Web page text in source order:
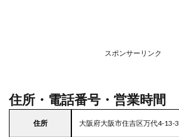
イフ
スポンサーリンク
住所・電話番号・営業時間
住所 大阪府大阪市住吉区万代4-13-3